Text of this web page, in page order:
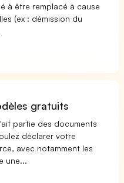
à être remplacé à cause
(ex : démission du
gratuits
partie des documents
déclarer votre
avec notamment les
une...